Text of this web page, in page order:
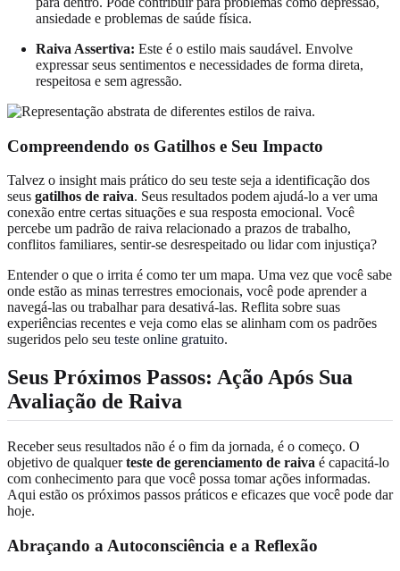
ansiedade e problemas de saúde física.
Raiva Assertiva: Este é o estilo mais saudável. Envolve
expressar seus sentimentos e necessidades de forma direta,
respeitosa e sem agressão.
Compreendendo os Gatilhos e Seu Impacto
Talvez o insight mais prático do seu teste seja a identificação dos
seus gatilhos de raiva. Seus resultados podem ajudá-lo a ver uma
conexão entre certas situações e sua resposta emocional. Você
percebe um padrão de raiva relacionado a prazos de trabalho,
conflitos familiares, sentir-se desrespeitado ou lidar com injustiça?
Entender o que o irrita é como ter um mapa. Uma vez que você sabe
onde estão as minas terrestres emocionais, você pode aprender a
navegá-las ou trabalhar para desativá-las. Reflita sobre suas
experiências recentes e veja como elas se alinham com os padrões
sugeridos pelo seu teste online gratuito.
Seus Próximos Passos: Ação Após Sua
Avaliação de Raiva
Receber seus resultados não é o fim da jornada, é o começo. O
objetivo de qualquerteste de gerenciamento de raiva é capacitá-lo
com conhecimento para que você possa tomar ações informadas.
Aqui estão os próximos passos práticos e eficazes que você pode dar
hoje.
Abraçando a Autoconsciência e a Reflexão